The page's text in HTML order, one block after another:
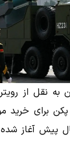
به نقل از